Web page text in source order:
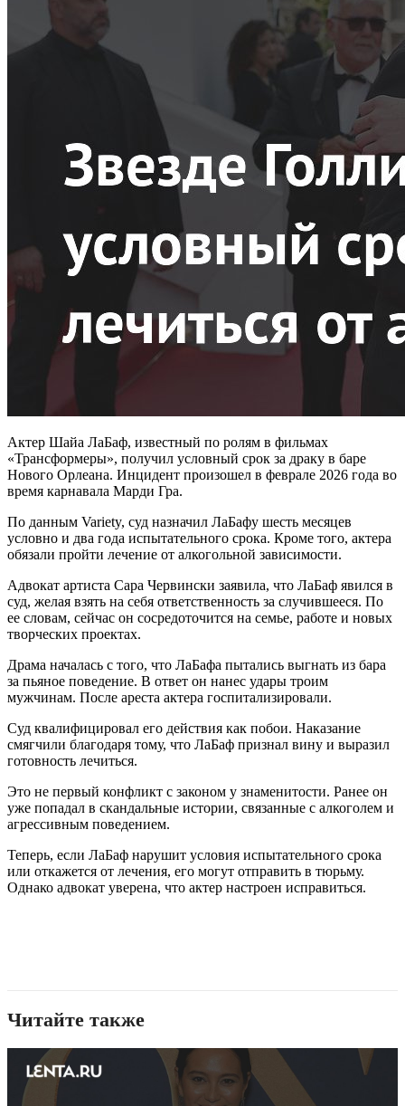
Актер Шайа ЛаБаф, известный по ролям в фильмах
«Трансформеры», получил условный срок за драку в баре
Нового Орлеана. Инцидент произошел в феврале 2026 года во
время карнавала Марди Гра.
По данным Variety, суд назначил ЛаБафу шесть месяцев
условно и два года испытательного срока. Кроме того, актера
обязали пройти лечение от алкогольной зависимости.
Адвокат артиста Сара Червински заявила, что ЛаБаф явился в
суд, желая взять на себя ответственность за случившееся. По
ее словам, сейчас он сосредоточится на семье, работе и новых
творческих проектах.
Драма началась с того, что ЛаБафа пытались выгнать из бара
за пьяное поведение. В ответ он нанес удары троим
мужчинам. После ареста актера госпитализировали.
Суд квалифицировал его действия как побои. Наказание
смягчили благодаря тому, что ЛаБаф признал вину и выразил
готовность лечиться.
Это не первый конфликт с законом у знаменитости. Ранее он
уже попадал в скандальные истории, связанные с алкоголем и
агрессивным поведением.
Теперь, если ЛаБаф нарушит условия испытательного срока
или откажется от лечения, его могут отправить в тюрьму.
Однако адвокат уверена, что актер настроен исправиться.
Читайте также